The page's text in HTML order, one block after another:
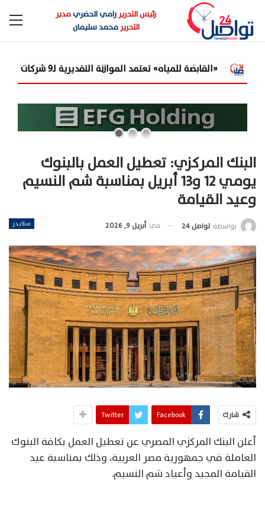
رئيس التحريررامي الحضريمدير
التحريرمحمد سليمان
التقديرية لـ9 شركات تابعة للعام المالي 2026/2027
البنك المركزي: تعطيل العمل بالبنوك
يومي 12 و13 أبريل بمناسبة شم النسيم
وعيد القيامة
سلايدر بواسطة تواصل 24 في أبريل 9, 2026
شارك Facebook
Twitter
أعلن البنك المركزي المصري عن تعطيل العمل بكافة البنوك
العاملة في جمهورية مصر العربية، وذلك بمناسبة عيد
القيامة المجيد وأعياد شم النسيم.